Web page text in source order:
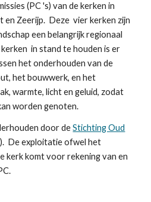
(PC 's) van de kerken in
en Zeerijp. Deze vier kerken zijn
een belangrijk regionaal
in stand te houden is er
het onderhouden van de
het bouwwerk, en het
warmte, licht en geluid, zodat
worden genoten.
houden door deStichting Oud
De exploitatie ofwel het
kerk komt voor rekening van en